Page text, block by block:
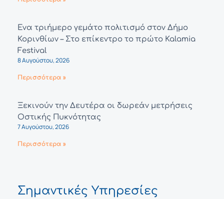
Ένα τριήμερο γεμάτο πολιτισμό στον Δήμο
Κορινθίων – Στο επίκεντρο το πρώτο Kalamia
Festival
8 Αυγούστου, 2026
Περισσότερα »
Ξεκινούν την Δευτέρα οι δωρεάν μετρήσεις
Οστικής Πυκνότητας
7 Αυγούστου, 2026
Περισσότερα »
Σημαντικές Υπηρεσίες